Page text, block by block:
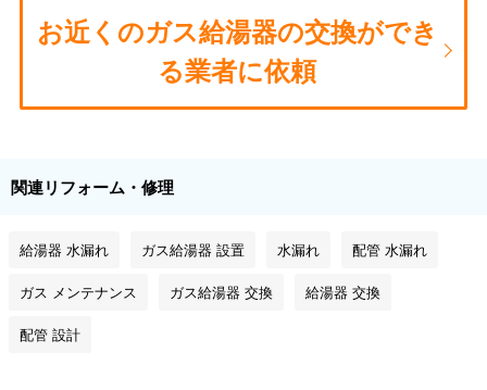
お近くのガス給湯器の交換ができ
る業者に依頼
関連リフォーム・修理
給湯器 水漏れ ガス給湯器 設置 水漏れ 配管 水漏れ
ガス メンテナンス ガス給湯器 交換 給湯器 交換
配管 設計